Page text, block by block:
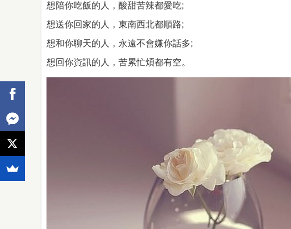
想陪你吃飯的人，酸甜苦辣都愛吃;
想送你回家的人，東南西北都順路;
想和你聊天的人，永遠不會嫌你話多;
想回你資訊的人，苦累忙煩都有空。